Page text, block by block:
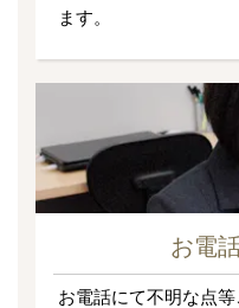
ます。
お電
お電話にて不明な点